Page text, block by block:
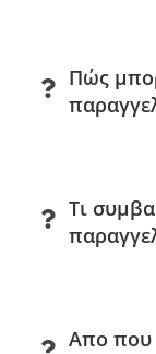
Πώς
Τι
Απο που